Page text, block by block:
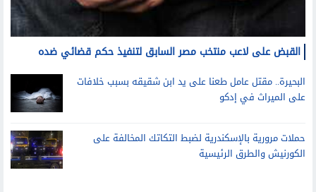
القبض على لاعب منتخب مصر السابق لتنفيذ حكم قضائي ضده
البحيرة.. مقتل عامل طعنا على يد ابن شقيقه بسبب خلافات
على الميراث في إدكو
حملات مرورية بالإسكندرية لضبط التكاتك المخالفة على
الكورنيش والطرق الرئيسية